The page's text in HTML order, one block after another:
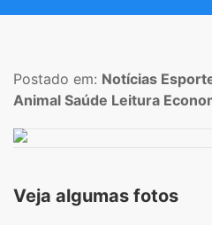
Postado em: Notícias
Animal Saúde Leitura
Veja algumas fotos